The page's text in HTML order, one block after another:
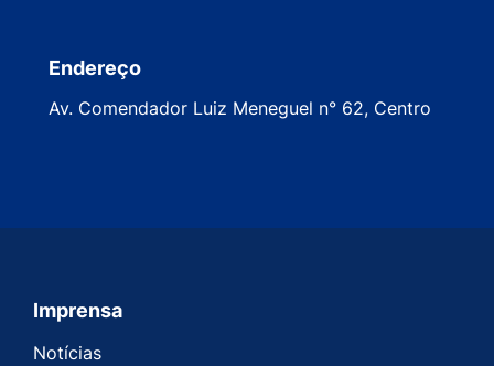
Endereço
Av. Comendador Luiz Meneguel n° 62, Centro
Seção do Rodapé e Contato
Imprensa
Notícias